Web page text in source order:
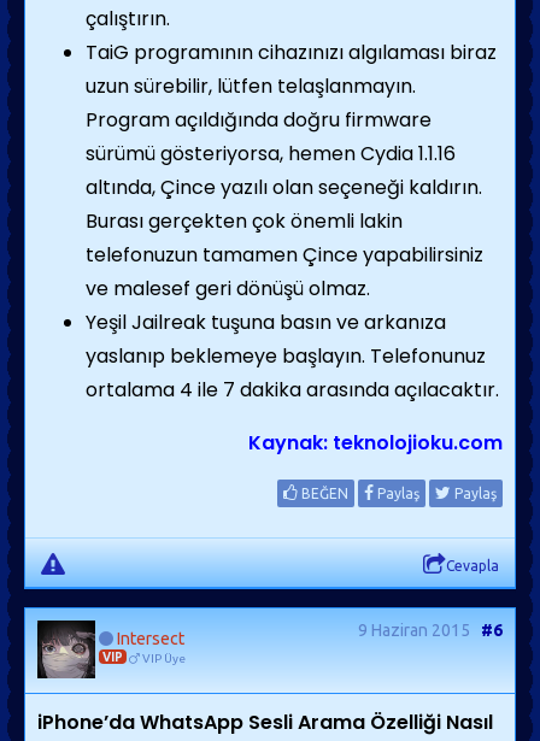
çalıştırın.
TaiG programının cihazınızı algılaması biraz
uzun sürebilir, lütfen telaşlanmayın.
Program açıldığında doğru firmware
sürümü gösteriyorsa, hemen Cydia 1.1.16
altında, Çince yazılı olan seçeneği kaldırın.
Burası gerçekten çok önemli lakin
telefonuzun tamamen Çince yapabilirsiniz
ve malesef geri dönüşü olmaz.
Yeşil Jailreak tuşuna basın ve arkanıza
yaslanıp beklemeye başlayın. Telefonunuz
ortalama 4 ile 7 dakika arasında açılacaktır.
Kaynak: teknolojioku.com
BEĞEN Paylaş Paylaş
Cevapla
Intersect
VIP VIP Üye
9 Haziran 2015 #6
iPhone’da WhatsApp Sesli Arama Özelliği Nasıl